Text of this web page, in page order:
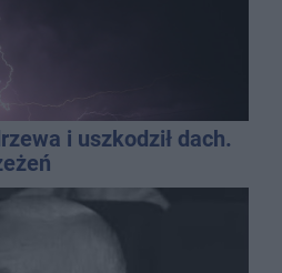
i uszkodził dach.